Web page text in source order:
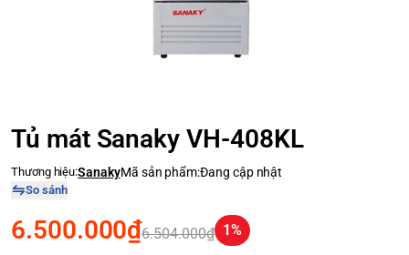
Tủ mát Sanaky VH-408KL
Thương hiệu:SanakyMã sản phẩm:Đang cập nhật
So sánh
6.500.000₫6.504.000₫ 1%